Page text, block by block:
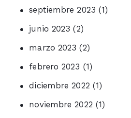
septiembre 2023 (1)
junio 2023 (2)
marzo 2023 (2)
febrero 2023 (1)
diciembre 2022 (1)
noviembre 2022 (1)